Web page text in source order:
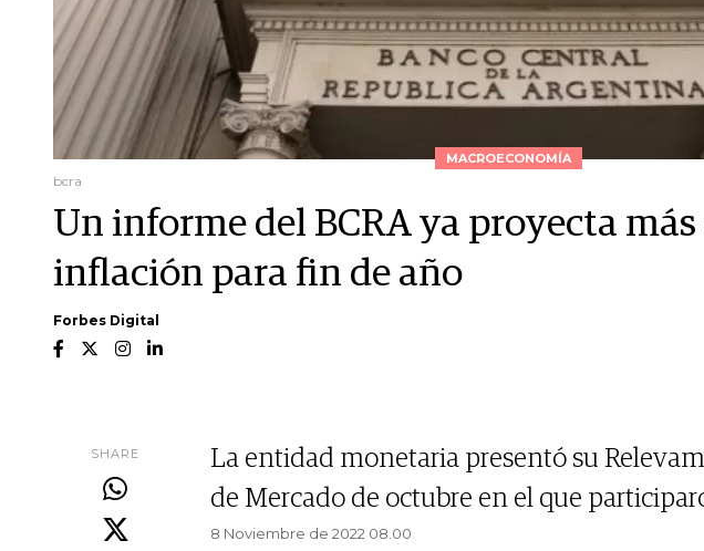
MACROECONOMÍA
bcra
Un informe del BCRA ya proyecta
inflación para fin de año
Forbes Digital
SHARE
La entidad monetaria presentó su
de Mercado de octubre en el que
8 Noviembre de 2022 08.00